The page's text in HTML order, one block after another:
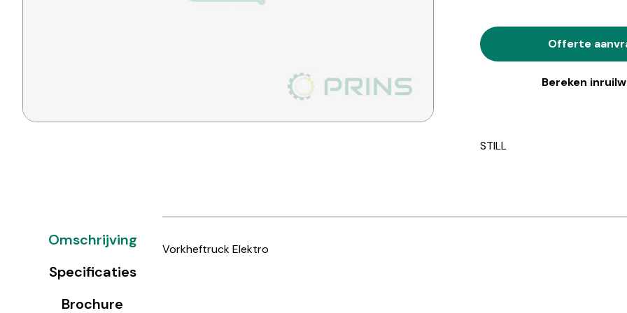
Offerte
Bereken
STILL
Omschrijving
Specificaties
Brochure
Vorkheftruck Elektro